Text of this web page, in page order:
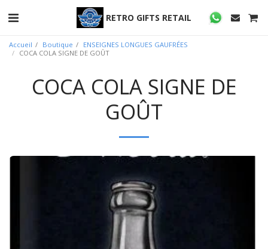
RETRO GIFTS RETAIL
Accueil Boutique
ENSEIGNES LONGUES GAUFRÉES
COCA COLA SIGNE DE GOÛT
COCA COLA SIGNE DE
GOÛT